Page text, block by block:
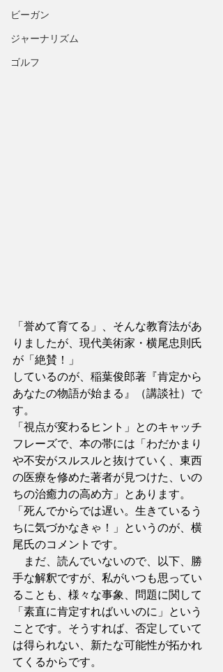
ビーガン
ジャーナリズム
ゴルフ
「誉めて育てる」、そんな教育法があ
りましたが、現代美術家・横尾忠則氏
が「絶賛！」
しているのが、稲葉俊郎著『肯定から
あなたの物語が始まる』（講談社）で
す。
「視点が変わるヒント」とのキャッチ
フレーズで、本の帯には「わだかまり
や不安がスルスルと抜けていく、東西
の医療を修めた著者が見つけた、いの
ちの治癒力の高め方」とあります。
「死んでからでは遅い。生きているう
ちに気づかなきゃ！」というのが、横
尾氏のコメントです。
まだ、読んでいないので、以下、勝
手な解釈ですが、私がいつも思ってい
ることも、様々な事象、問題に関して
「素直に肯定すればいいのに」という
ことです。そうすれば、否定していて
は得られない、新たな可能性が拓かれ
てくるからです。